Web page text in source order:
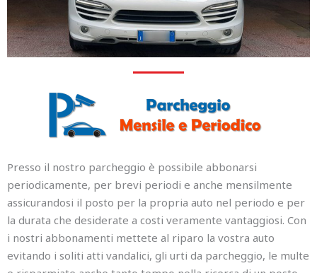
Presso il nostro parcheggio è possibile abbonarsi
periodicamente, per brevi periodi e anche mensilmente
assicurandosi il posto per la propria auto nel periodo e per
la durata che desiderate a costi veramente vantaggiosi. Con
i nostri abbonamenti mettete al riparo la vostra auto
evitando i soliti atti vandalici, gli urti da parcheggio, le multe